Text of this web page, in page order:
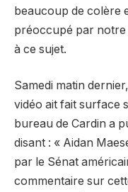
beaucoup de colère
préoccupé par notre
à ce sujet.
Samedi matin
vidéo ait fait surface
bureau de Cardin a
disant : « Aidan
par le Sénat
commentaire sur